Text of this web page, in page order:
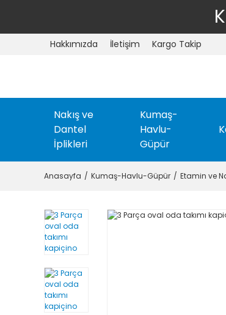
Hakkımızda İletişim Kargo Takip
Nakış ve
Dantel
İplikleri
Kumaş-
Havlu-
Güpür
Anasayfa Kumaş-Havlu-Güpür Etamin ve